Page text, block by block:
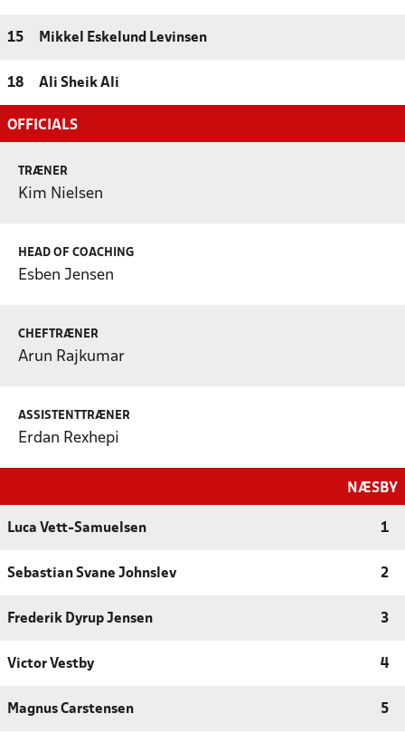
15 Mikkel Eskelund Levinsen
18 Ali Sheik Ali
OFFICIALS
TRÆNER
Kim Nielsen
HEAD OF COACHING
Esben Jensen
CHEFTRÆNER
Arun Rajkumar
ASSISTENTTRÆNER
Erdan Rexhepi
NÆSBY
Luca Vett-Samuelsen 1
Sebastian Svane Johnslev 2
Frederik Dyrup Jensen 3
Victor Vestby 4
Magnus Carstensen 5